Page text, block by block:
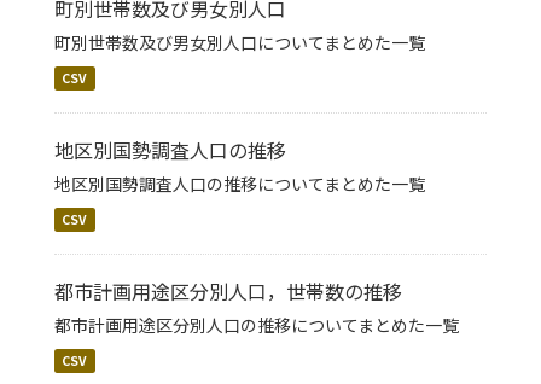
町別世帯数及び男女別人口
町別世帯数及び男女別人口についてまとめた一覧
CSV
地区別国勢調査人口の推移
地区別国勢調査人口の推移についてまとめた一覧
CSV
都市計画用途区分別人口，世帯数の推移
都市計画用途区分別人口の推移についてまとめた一覧
CSV